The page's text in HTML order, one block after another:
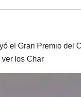
el Gran Premio del
los Char